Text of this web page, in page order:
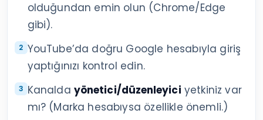
olduğundan emin olun (Chrome/Edge
gibi).
YouTube’da doğru Google hesabıyla giriş
yaptığınızı kontrol edin.
Kanalda yönetici/düzenleyici yetkiniz var
mı? (Marka hesabıysa özellikle önemli.)